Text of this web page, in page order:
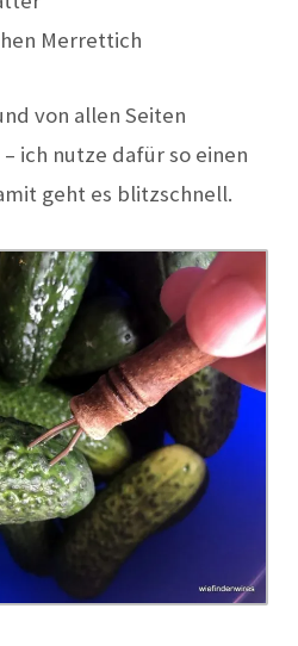
Merrettich
von allen Seiten
ich nutze dafür so einen
geht es blitzschnell.